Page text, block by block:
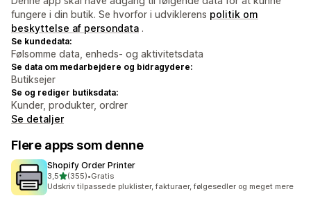
fungere i din butik. Se hvorfor i udviklerens politik om
beskyttelse af persondata .
Se kundedata:
Følsomme data, enheds- og aktivitetsdata
Se data om medarbejdere og bidragydere:
Butiksejer
Se og rediger butiksdata:
Kunder, produkter, ordrer
Se detaljer
Flere apps som denne
Shopify Order Printer
3,5ud af 5 stjerner
(355)
355 anmeldelser i alt
•Gratis
Udskriv tilpassede pluklister, fakturaer, følgesedler og meget mere